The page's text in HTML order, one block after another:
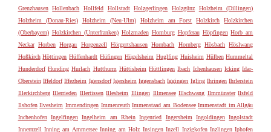
Grenzhausen
Hollenbach Hollfeld Hollstadt Holzgerlingen Holzgünz
Holzheim (Dillingen)
Holzheim (Donau-Ries)
Holzheim (Neu-Ulm) Holzheim am Forst Holzkirch
Holzkirchen
(Oberbayern) Holzkirchen (Unterfranken) Holzmaden Homburg Hopferau Höpfingen Horb am
Neckar Horben Horgau Horgenzell Hörgertshausen Hornbach Hornberg Hösbach Höslwang
Hoßkirch Höttingen Hüffenhardt Hüfingen Hügelsheim Huglfing Huisheim Hülben Hummeltal
Hunderdorf Hunding Hurlach Hutthurm Hüttisheim Hüttlingen Ibach Ichenhausen Icking Idar-
Oberstein Iffeldorf Iffezheim Igensdorf Igersheim Iggensbach Iggingen Igling Ihringen Ihrlerstein
Illerkirchberg Illerrieden Illertissen Illesheim Illingen Illmensee Illschwang Ilmmünster Ilsfeld
Ilshofen Ilvesheim Immendingen Immenreuth Immenstaad am Bodensee Immenstadt im Allgäu
Inchenhofen Ingelfingen Ingelheim am Rhein Ingenried Ingersheim Ingoldingen Ingolstadt
Innernzell Inning am Ammersee Inning am Holz Insingen Inzell Inzigkofen Inzlingen Iphofen